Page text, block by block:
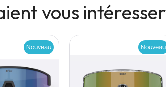
vous intéresser
Nouveau Nouveau